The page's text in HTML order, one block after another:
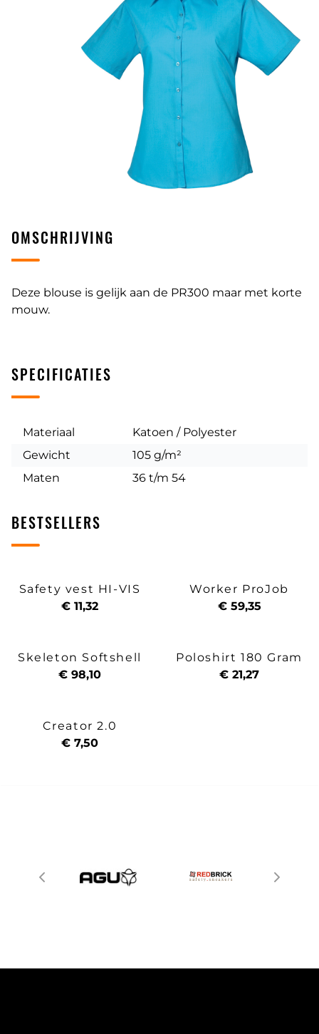
OMSCHRIJVING
Deze blouse is gelijk aan de PR300 maar met korte
mouw.
SPECIFICATIES
Materiaal
Katoen / Polyester
Gewicht
105 g/m²
Maten
36 t/m 54
BESTSELLERS
Safety vest HI-VIS
€ 11,32
Worker ProJob
€ 59,35
Skeleton Softshell
€ 98,10
Poloshirt 180 Gram
€ 21,27
Creator 2.0
€ 7,50